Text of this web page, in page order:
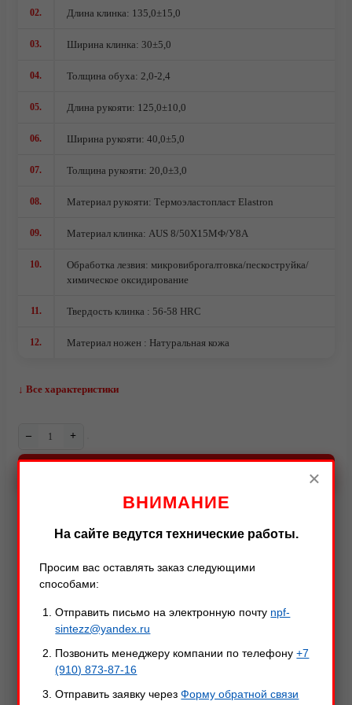
О компании
02. Длина клинка: 135,0±15,0
03. Ширина клинка: 30±5,0
04. Толщина обуха: 2,0-2,4
05. Длина рукояти: 125,0±10,0
06. Ширина рукояти: 40,0±5,0
07. Толщина рукояти: 20,0±3,0
08. Материал рукояти: Термоэластопласт Elastron
09. Материал клинка: AUS 8/50Х15МФ/У8А
10.
Обработка лезвия: микровиброгалтовка/пескоструйка/
химическое оксидирование
11. Твердость клинка : 56-58 HRC
12. Материал ножен : Натуральная кожа
↓ Все характеристики
– +
Описание товара
Нож "Скат 2 УР" отличное решение, если вы любите
×
ВНИМАНИЕ
На сайте ведутся технические работы.
Просим вас оставлять заказ следующими
способами:
Отправить письмо на электронную почту npf-
sintezz@yandex.ru
Позвонить менеджеру компании по телефону+7
(910) 873-87-16
Отправить заявку черезФорму обратной связи